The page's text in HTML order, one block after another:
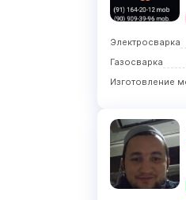
Электросварка
Газосварка